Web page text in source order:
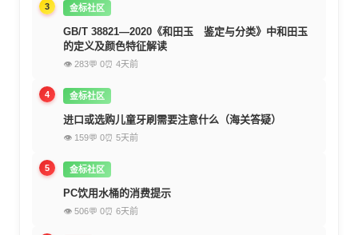
3 金标社区
GB/T 38821—2020《和田玉 鉴定与分类》中和田玉
的定义及颜色特征解读
👁 283💬 0⏰ 4天前
4 金标社区
进口或选购儿童牙刷需要注意什么（海关答疑）
👁 159💬 0⏰ 5天前
5 金标社区
PC饮用水桶的消费提示
👁 506💬 0⏰ 6天前